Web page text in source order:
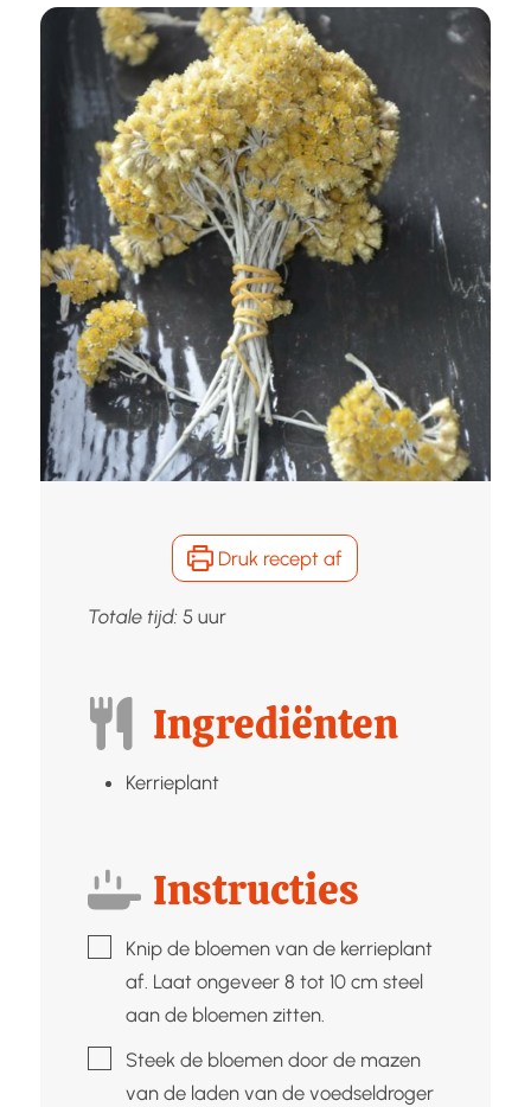
Druk recept af
Totale tijd: 5uur
uur
Ingrediënten
Kerrieplant
Instructies
▢Knip de bloemen van de kerrieplant
af. Laat ongeveer 8 tot 10 cm steel
aan de bloemen zitten.
▢Steek de bloemen door de mazen
van de laden van de voedseldroger